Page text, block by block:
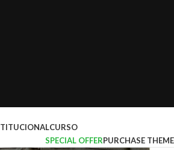
CURSO
SPECIAL OFFERPURCHASE THEME